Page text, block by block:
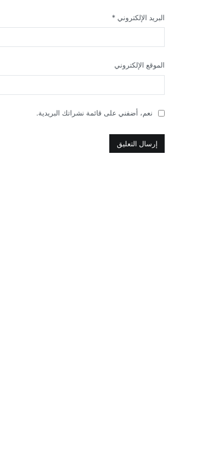
البريد الإلكتروني *
الموقع الإلكتروني
نعم، أضفني على قائمة نشراتك البريدية.